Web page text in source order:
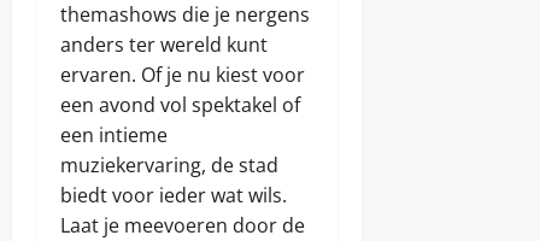
themashows die je nergens
anders ter wereld kunt
ervaren. Of je nu kiest voor
een avond vol spektakel of
een intieme
muziekervaring, de stad
biedt voor ieder wat wils.
Laat je meevoeren door de